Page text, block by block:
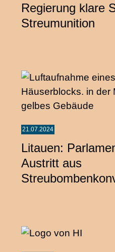
Regierung klare
Streumunition
21.07.2024
Litauen:
Austritt aus